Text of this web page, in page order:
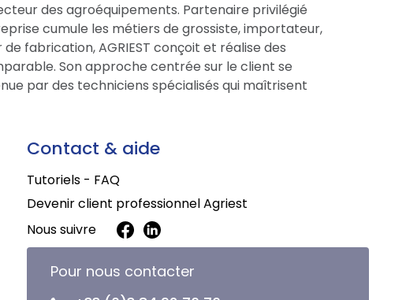
des agroéquipements. Partenaire privilégié
cumule les métiers de grossiste, importateur,
fabrication, AGRIEST conçoit et réalise des
Son approche centrée sur le client se
par des techniciens spécialisés qui maîtrisent
Contact & aide
Tutoriels - FAQ
Devenir client professionnel Agriest
Nous suivre
Pour nous contacter